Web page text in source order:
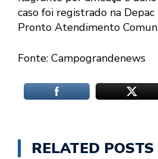
caso foi registrado na
Pronto Atendimento
Fonte: Campograndenews
RELATED POSTS